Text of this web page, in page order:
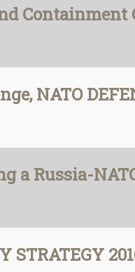
Containment
NATO
a Russia-